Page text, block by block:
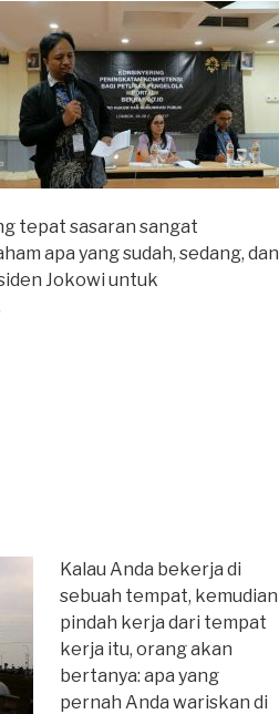
tepat sasaran sangat
apa yang sudah, sedang, dan
Jokowi untuk
Kalau Anda bekerja di
sebuah tempat, kemudian
pindah kerja dari tempat
kerja itu, orang akan
bertanya: apa yang
pernah Anda wariskan di